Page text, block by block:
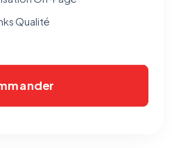
Qualité
ACTIF
du site : session, sécurité,
consentement. Ils ne